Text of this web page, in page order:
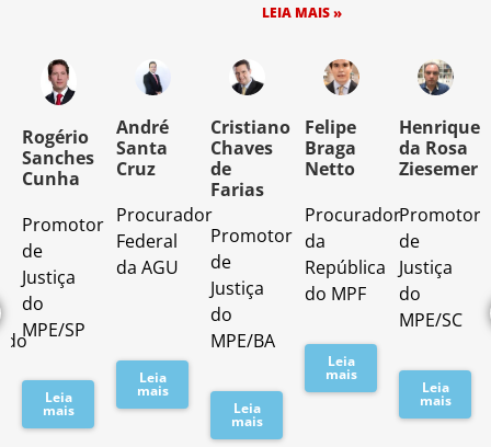
LEIA MAIS »
Rogério
Sanches
Cunha
Promotor
de
Justiça
do
MPE/SP
Leia
mais
André
Santa
Cruz
Procurador
Federal
da AGU
Leia
mais
Cristiano
Chaves
de
Farias
Promotor
de
Justiça
do
MPE/BA
Leia
mais
Felipe
Braga
Netto
Procurador
da
República
do MPF
Leia
mais
Henrique
da Rosa
Ziesemer
Promotor
de
Justiça
do
MPE/SC
Leia
mais